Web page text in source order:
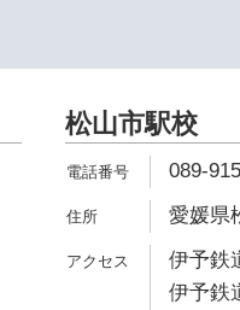
松山市駅校
089-
愛媛県
伊予鉄
伊予鉄